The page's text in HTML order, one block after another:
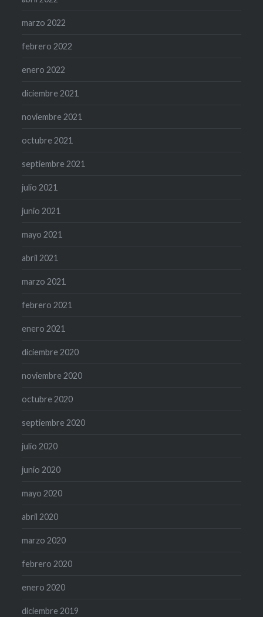
marzo 2022
febrero 2022
enero 2022
diciembre 2021
noviembre 2021
octubre 2021
septiembre 2021
julio 2021
junio 2021
mayo 2021
abril 2021
marzo 2021
febrero 2021
enero 2021
diciembre 2020
noviembre 2020
octubre 2020
septiembre 2020
julio 2020
junio 2020
mayo 2020
abril 2020
marzo 2020
febrero 2020
enero 2020
diciembre 2019